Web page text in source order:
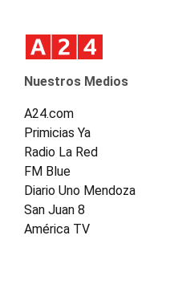
Nuestros Medios
A24.com
Primicias Ya
Radio La Red
FM Blue
Diario Uno Mendoza
San Juan 8
América TV